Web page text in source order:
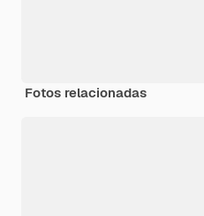
Fotos relacionadas